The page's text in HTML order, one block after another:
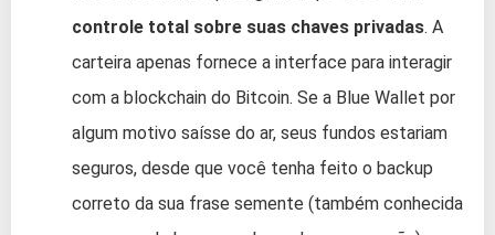
controle total sobre suas chaves privadas. A
carteira apenas fornece a interface para interagir
com a blockchain do Bitcoin. Se a Blue Wallet por
algum motivo saísse do ar, seus fundos estariam
seguros, desde que você tenha feito o backup
correto da sua frase semente (também conhecida